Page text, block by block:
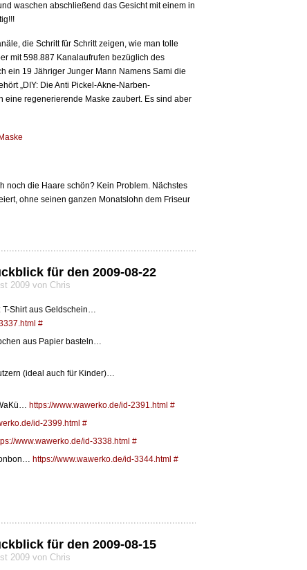
waschen abschließend das Gesicht mit einem in
die Schritt für Schritt zeigen, wie man tolle
mit 598.887 Kanalaufrufen bezüglich des
ein 19 Jähriger Junger Mann Namens Sami die
„DIY: Die Anti Pickel-Akne-Narben-
eine regenerierende Maske zaubert. Es sind aber
noch die Haare schön? Kein Problem. Nächstes
ohne seinen ganzen Monatslohn dem Friseur
für den 2009-08-22
2009 von Chris
T-Shirt aus Geldschein…
#
aus Papier basteln…
(ideal auch für Kinder)…
https://www.wawerko.de/id-2391.html #
id-2399.html #
www.wawerko.de/id-3338.html #
https://www.wawerko.de/id-3344.html #
für den 2009-08-15
2009 von Chris